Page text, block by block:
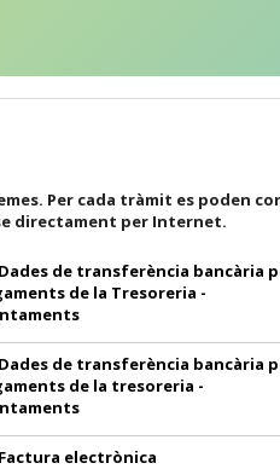
Per cada tràmit es poden
directament per Internet.
de transferència bancària
de la Tresoreria -
de transferència bancària
de la tresoreria -
electrònica